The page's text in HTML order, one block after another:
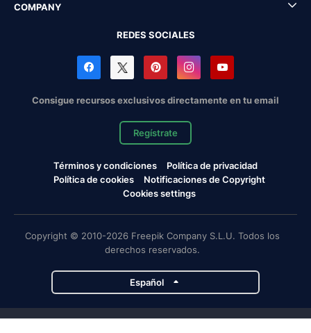
COMPANY
REDES SOCIALES
Consigue recursos exclusivos directamente en tu email
Regístrate
Términos y condiciones
Política de privacidad
Política de cookies
Notificaciones de Copyright
Cookies settings
Copyright © 2010-2026 Freepik Company S.L.U. Todos los
derechos reservados.
Español